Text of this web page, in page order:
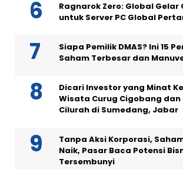
Ragnarok Zero: Global Gelar
untuk Server PC Global
Siapa Pemilik DMAS? Ini 15
Saham Terbesar dan
Dicari Investor yang Minat
Wisata Curug Cigobang dan
Cilurah di Sumedang, Jabar
Tanpa Aksi Korporasi,
Naik, Pasar Baca Potensi
Tersembunyi